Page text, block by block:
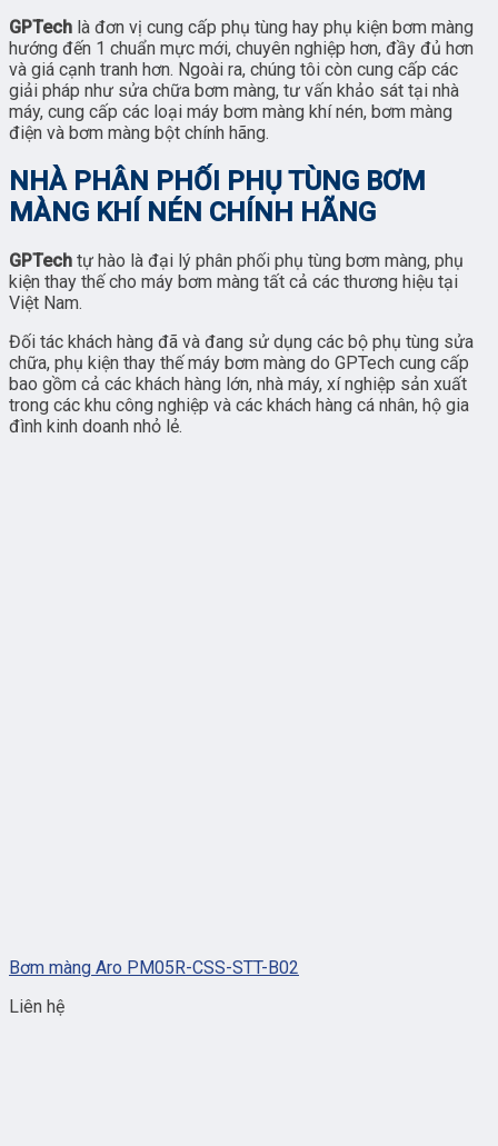
GPTech là đơn vị cung cấp phụ tùng hay phụ kiện bơm màng
hướng đến 1 chuẩn mực mới, chuyên nghiệp hơn, đầy đủ hơn
và giá cạnh tranh hơn. Ngoài ra, chúng tôi còn cung cấp các
giải pháp như sửa chữa bơm màng, tư vấn khảo sát tại nhà
máy, cung cấp các loại máy bơm màng khí nén, bơm màng
điện và bơm màng bột chính hãng.
NHÀ PHÂN PHỐI PHỤ TÙNG BƠM
MÀNG KHÍ NÉN CHÍNH HÃNG
GPTech tự hào là đại lý phân phối phụ tùng bơm màng, phụ
kiện thay thế cho máy bơm màng tất cả các thương hiệu tại
Việt Nam.
Đối tác khách hàng đã và đang sử dụng các bộ phụ tùng sửa
chữa, phụ kiện thay thế máy bơm màng do GPTech cung cấp
bao gồm cả các khách hàng lớn, nhà máy, xí nghiệp sản xuất
trong các khu công nghiệp và các khách hàng cá nhân, hộ gia
đình kinh doanh nhỏ lẻ.
Bơm màng Aro PM05R-CSS-STT-B02
Liên hệ